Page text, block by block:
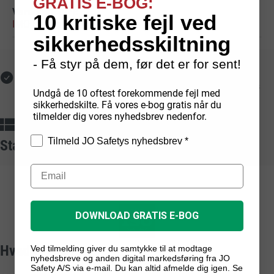
IMO Skibsskilte> Mandatory
Fri fragt med GLS
1.000 kr.
typisk på 1-2 hverdage
Dansk produktion
Egenproducerede
dansk fabrik
Sikker betaling
faktura og EAN
Standarder vi arbejder ud fra
Hvad er ISO?
10 kritiske fejl ved
sikkerhedsskiltning
- Få styr på dem, før det er for sent!
Undgå de 10 oftest forekommende fejl med
sikkerhedskilte. Få vores e-bog gratis når du
tilmelder dig vores nyhedsbrev nedenfor.
Tilmeld JO Safetys nyhedsbrev *
DOWNLOAD GRATIS E-BOG
Ved tilmelding giver du samtykke til at modtage
nyhedsbreve og anden digital markedsføring fra JO
Safety A/S via e-mail. Du kan altid afmelde dig igen. Se